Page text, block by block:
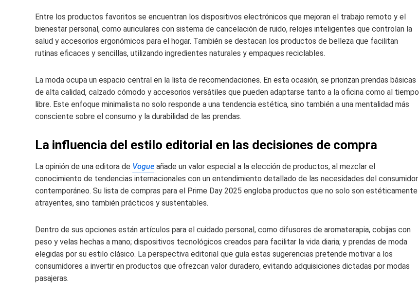
Entre los productos favoritos se encuentran los dispositivos electrónicos que mejoran el trabajo remoto y el
bienestar personal, como auriculares con sistema de cancelación de ruido, relojes inteligentes que controlan la
salud y accesorios ergonómicos para el hogar. También se destacan los productos de belleza que facilitan
rutinas eficaces y sencillas, utilizando ingredientes naturales y empaques reciclables.
La moda ocupa un espacio central en la lista de recomendaciones. En esta ocasión, se priorizan prendas básicas
de alta calidad, calzado cómodo y accesorios versátiles que pueden adaptarse tanto a la oficina como al tiempo
libre. Este enfoque minimalista no solo responde a una tendencia estética, sino también a una mentalidad más
consciente sobre el consumo y la durabilidad de las prendas.
La influencia del estilo editorial en las decisiones de compra
La opinión de una editora de Vogue añade un valor especial a la elección de productos, al mezclar el
conocimiento de tendencias internacionales con un entendimiento detallado de las necesidades del consumidor
contemporáneo. Su lista de compras para el Prime Day 2025 engloba productos que no solo son estéticamente
atrayentes, sino también prácticos y sustentables.
Dentro de sus opciones están artículos para el cuidado personal, como difusores de aromaterapia, cobijas con
peso y velas hechas a mano; dispositivos tecnológicos creados para facilitar la vida diaria; y prendas de moda
elegidas por su estilo clásico. La perspectiva editorial que guía estas sugerencias pretende motivar a los
consumidores a invertir en productos que ofrezcan valor duradero, evitando adquisiciones dictadas por modas
pasajeras.